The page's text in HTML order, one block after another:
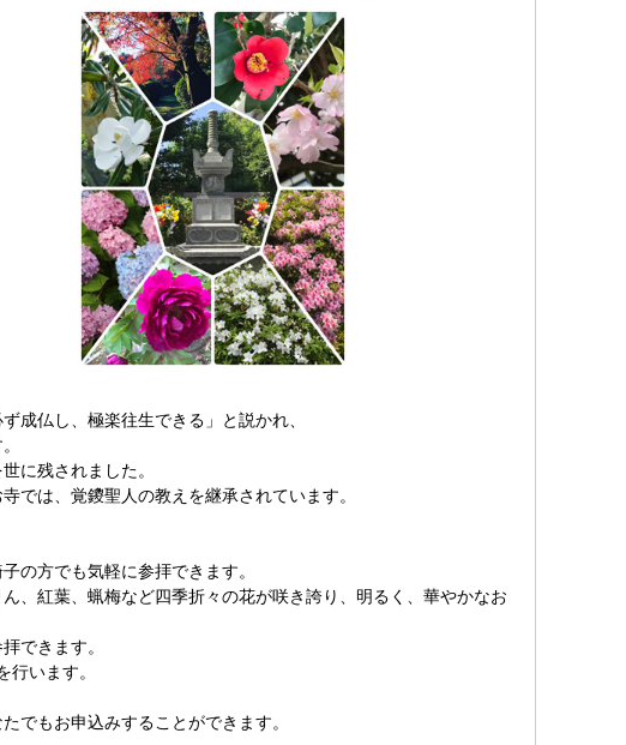
成仏し、極楽往生できる」と説かれ、
に残されました。
では、覚鑁聖人の教えを継承されています。
の方でも気軽に参拝できます。
、紅葉、蝋梅など四季折々の花が咲き誇り、明るく、華やかなお
できます。
行います。
でもお申込みすることができます。